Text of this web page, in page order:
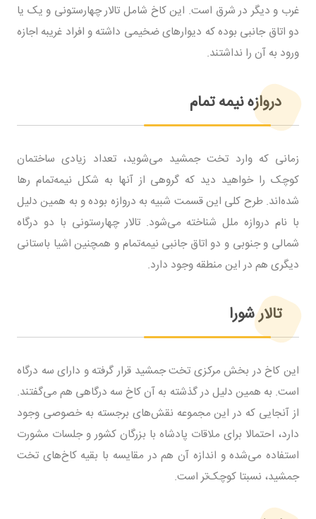
غرب و دیگر در شرق است. این کاخ شامل تالار چهارستونی و یک یا
دو اتاق جانبی بوده که دیوارهای ضخیمی داشته و افراد غریبه اجازه
ورود به آن را نداشتند.
دروازه نیمه تمام
زمانی که وارد تخت جمشید می‌شوید، تعداد زیادی ساختمان
کوچک را خواهید دید که گروهی از آنها به شکل نیمه‌تمام رها
شده‌اند. طرح کلی این قسمت شبیه به دروازه بوده و به همین دلیل
با نام دروازه ملل شناخته می‌شود. تالار چهارستونی با دو درگاه
شمالی و جنوبی و دو اتاق جانبی نیمه‌تمام و همچنین اشیا باستانی
دیگری هم در این منطقه وجود دارد.
تالار شورا
این کاخ در بخش مرکزی تخت جمشید قرار گرفته و دارای سه درگاه
است. به همین دلیل در گذشته به آن کاخ سه درگاهی هم می‌گفتند.
از آنجایی که در این مجموعه نقش‌های برجسته به خصوصی وجود
دارد، احتمالا برای ملاقات پادشاه با بزرگان کشور و جلسات مشورت
استفاده می‌شده و اندازه آن هم در مقایسه با بقیه کاخ‌های تخت
جمشید، نسبتا کوچک‌تر است.